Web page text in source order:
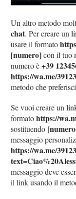
Un altro metodo
chat. Per creare un
usare il formato
[numero]con il tuo
numero è+39
https://wa.me/
metodo che
Se vuoi creare un
formatohttps://
sostituendo
messaggio
https://wa.me/
messaggio deve
il link usando il